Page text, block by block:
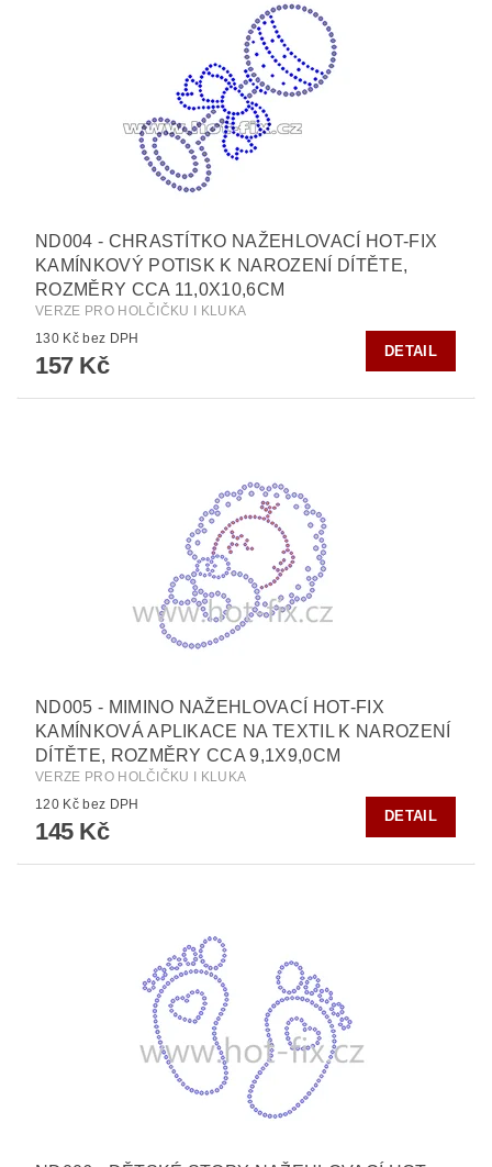
ND004 - CHRASTÍTKO NAŽEHLOVACÍ HOT-FIX
KAMÍNKOVÝ POTISK K NAROZENÍ DÍTĚTE,
ROZMĚRY CCA 11,0X10,6CM
VERZE PRO HOLČIČKU I KLUKA
130 Kč bez DPH
157 Kč
DETAIL
ND005 - MIMINO NAŽEHLOVACÍ HOT-FIX
KAMÍNKOVÁ APLIKACE NA TEXTIL K NAROZENÍ
DÍTĚTE, ROZMĚRY CCA 9,1X9,0CM
VERZE PRO HOLČIČKU I KLUKA
120 Kč bez DPH
145 Kč
DETAIL